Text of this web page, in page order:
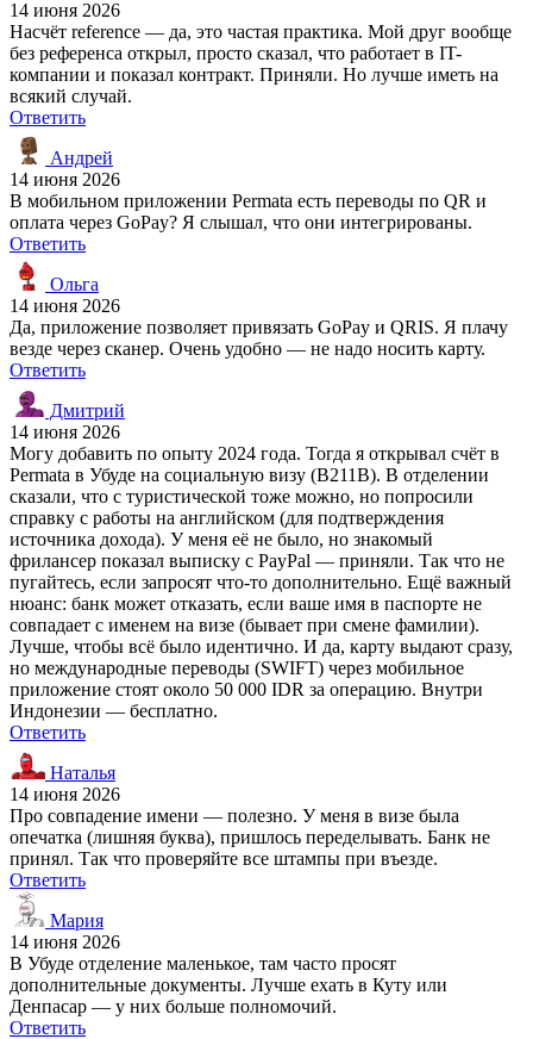
14 июня 2026
Насчёт reference — да, это частая практика. Мой друг вообще
без референса открыл, просто сказал, что работает в IT-
компании и показал контракт. Приняли. Но лучше иметь на
всякий случай.
Ответить
Андрей
14 июня 2026
В мобильном приложении Permata есть переводы по QR и
оплата через GoPay? Я слышал, что они интегрированы.
Ответить
Ольга
14 июня 2026
Да, приложение позволяет привязать GoPay и QRIS. Я плачу
везде через сканер. Очень удобно — не надо носить карту.
Ответить
Дмитрий
14 июня 2026
Могу добавить по опыту 2024 года. Тогда я открывал счёт в
Permata в Убуде на социальную визу (B211B). В отделении
сказали, что с туристической тоже можно, но попросили
справку с работы на английском (для подтверждения
источника дохода). У меня её не было, но знакомый
фрилансер показал выписку с PayPal — приняли. Так что не
пугайтесь, если запросят что-то дополнительно. Ещё важный
нюанс: банк может отказать, если ваше имя в паспорте не
совпадает с именем на визе (бывает при смене фамилии).
Лучше, чтобы всё было идентично. И да, карту выдают сразу,
но международные переводы (SWIFT) через мобильное
приложение стоят около 50 000 IDR за операцию. Внутри
Индонезии — бесплатно.
Ответить
Наталья
14 июня 2026
Про совпадение имени — полезно. У меня в визе была
опечатка (лишняя буква), пришлось переделывать. Банк не
принял. Так что проверяйте все штампы при въезде.
Ответить
Мария
14 июня 2026
В Убуде отделение маленькое, там часто просят
дополнительные документы. Лучше ехать в Куту или
Денпасар — у них больше полномочий.
Ответить